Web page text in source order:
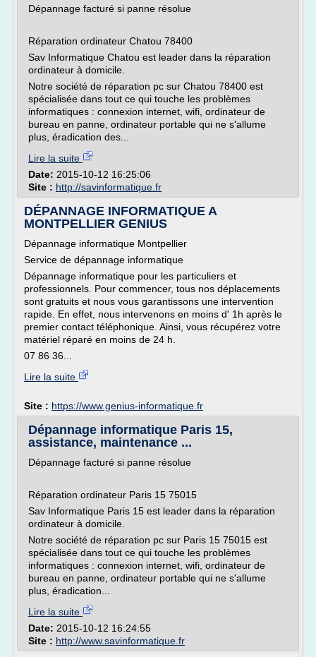
Dépannage facturé si panne résolue
Réparation ordinateur Chatou 78400
Sav Informatique Chatou est leader dans la réparation
ordinateur à domicile.
Notre société de réparation pc sur Chatou 78400 est
spécialisée dans tout ce qui touche les problèmes
informatiques : connexion internet, wifi, ordinateur de
bureau en panne, ordinateur portable qui ne s'allume
plus, éradication des...
Lire la suite
Date: 2015-10-12 16:25:06
Site : http://savinformatique.fr
DÉPANNAGE INFORMATIQUE A
MONTPELLIER GENIUS
Dépannage informatique Montpellier
Service de dépannage informatique
Dépannage informatique pour les particuliers et
professionnels. Pour commencer, tous nos déplacements
sont gratuits et nous vous garantissons une intervention
rapide. En effet, nous intervenons en moins d' 1h après le
premier contact téléphonique. Ainsi, vous récupérez votre
matériel réparé en moins de 24 h.
07 86 36...
Lire la suite
Site : https://www.genius-informatique.fr
Dépannage informatique Paris 15,
assistance, maintenance ...
Dépannage facturé si panne résolue
Réparation ordinateur Paris 15 75015
Sav Informatique Paris 15 est leader dans la réparation
ordinateur à domicile.
Notre société de réparation pc sur Paris 15 75015 est
spécialisée dans tout ce qui touche les problèmes
informatiques : connexion internet, wifi, ordinateur de
bureau en panne, ordinateur portable qui ne s'allume
plus, éradication...
Lire la suite
Date: 2015-10-12 16:24:55
Site : http://www.savinformatique.fr